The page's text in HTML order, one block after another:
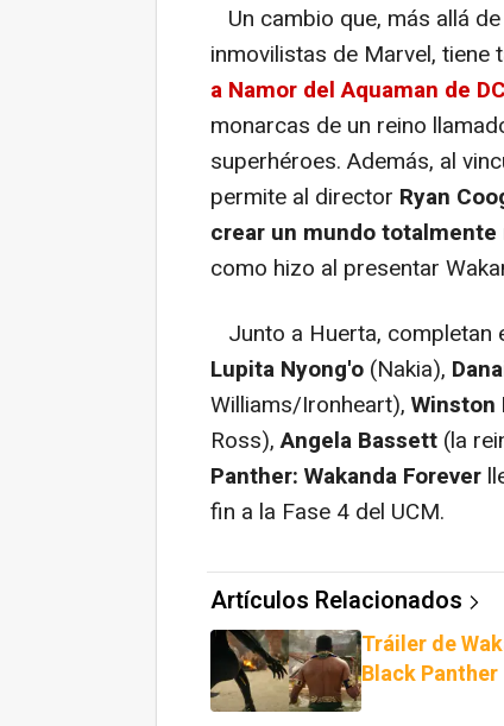
Un cambio que, más allá
inmovilistas de Marvel,
a Namor del Aquaman de
monarcas de un reino
superhéroes. Además, al
permite al director Ryan
crear un mundo
como hizo al presentar
Junto a Huerta, completan
Lupita Nyong'o (Nakia),
Williams/Ironheart), Winston
Ross),Angela Bassett (la
Panther: Wakanda Forever
fin a la Fase 4 del UCM.
Artículos Relacionados
Tráiler de
Black Panther